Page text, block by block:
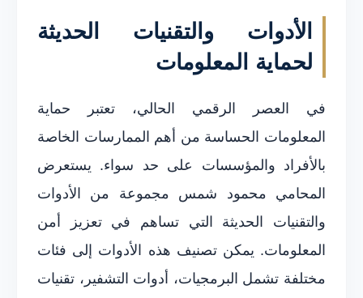
الأدوات والتقنيات الحديثة
لحماية المعلومات
في العصر الرقمي الحالي، تعتبر حماية
المعلومات الحساسة من أهم الممارسات الخاصة
بالأفراد والمؤسسات على حد سواء. يستعرض
المحامي محمود شمس مجموعة من الأدوات
والتقنيات الحديثة التي تساهم في تعزيز أمن
المعلومات. يمكن تصنيف هذه الأدوات إلى فئات
مختلفة تشمل البرمجيات، أدوات التشفير، تقنيات